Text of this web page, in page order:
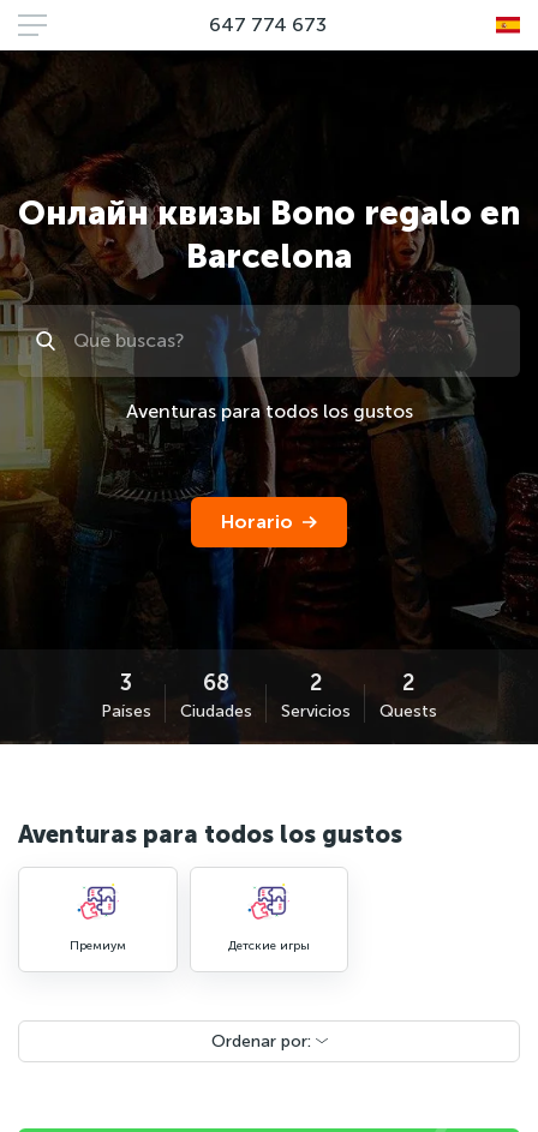
647 774 673
Онлайн квизы Bono regalo en
Barcelona
Поиск
Aventuras para todos los gustos
Horario
Países Ciudades Servicios Quests
Aventuras para todos los gustos
Премиум Детские игры
Ordenar por: